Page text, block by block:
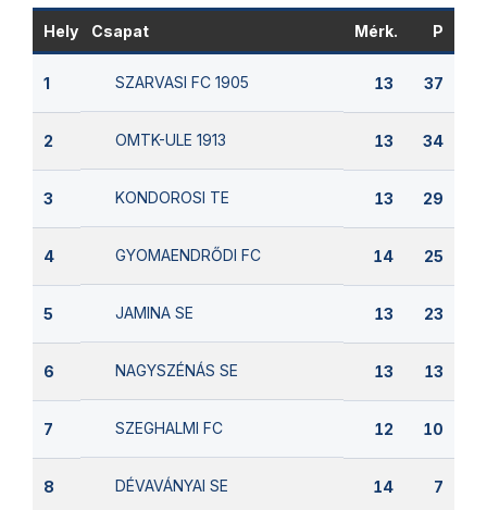
Hely Csapat Mérk. P
1 SZARVASI FC 1905 13 37
2 OMTK-ULE 1913 13 34
3 KONDOROSI TE 13 29
4 GYOMAENDRŐDI FC 14 25
5 JAMINA SE 13 23
6 NAGYSZÉNÁS SE 13 13
7 SZEGHALMI FC 12 10
8 DÉVAVÁNYAI SE 14 7